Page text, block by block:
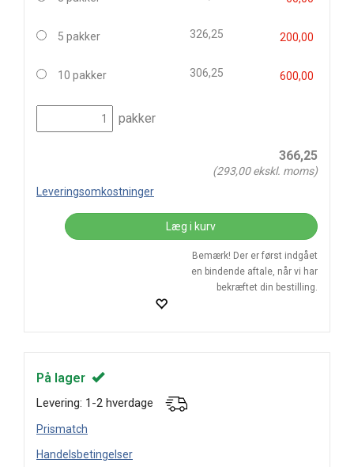
5 pakker 326,25 200,00
10 pakker 306,25 600,00
pakker
366,25
(293,00ekskl. moms)
Leveringsomkostninger
Læg i kurv
Bemærk! Der er først indgået
en bindende aftale, når vi har
bekræftet din bestilling.
På lager
Levering: 1-2 hverdage
Prismatch
Handelsbetingelser